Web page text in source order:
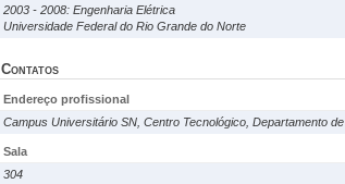
2003 - 2008: Engenharia Elétrica
Universidade Federal do Rio Grande do Norte
Contatos
Endereço profissional
Campus Universitário SN, Centro Tecnológico, Departamento
Sala
304